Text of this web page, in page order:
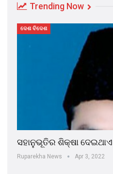
Trending Now
ଦେଶ ବିଦେଶ
ସହାନୁଭୂତିର ଶିକ୍ଷା
Ruparekha News Apr 3, 2022